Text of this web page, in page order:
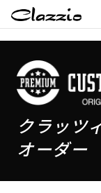
クラッツ
オーダー